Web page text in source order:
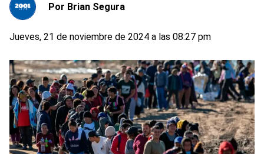
Por Brian Segura
Jueves, 21 de noviembre de 2024 a las 08:27 pm